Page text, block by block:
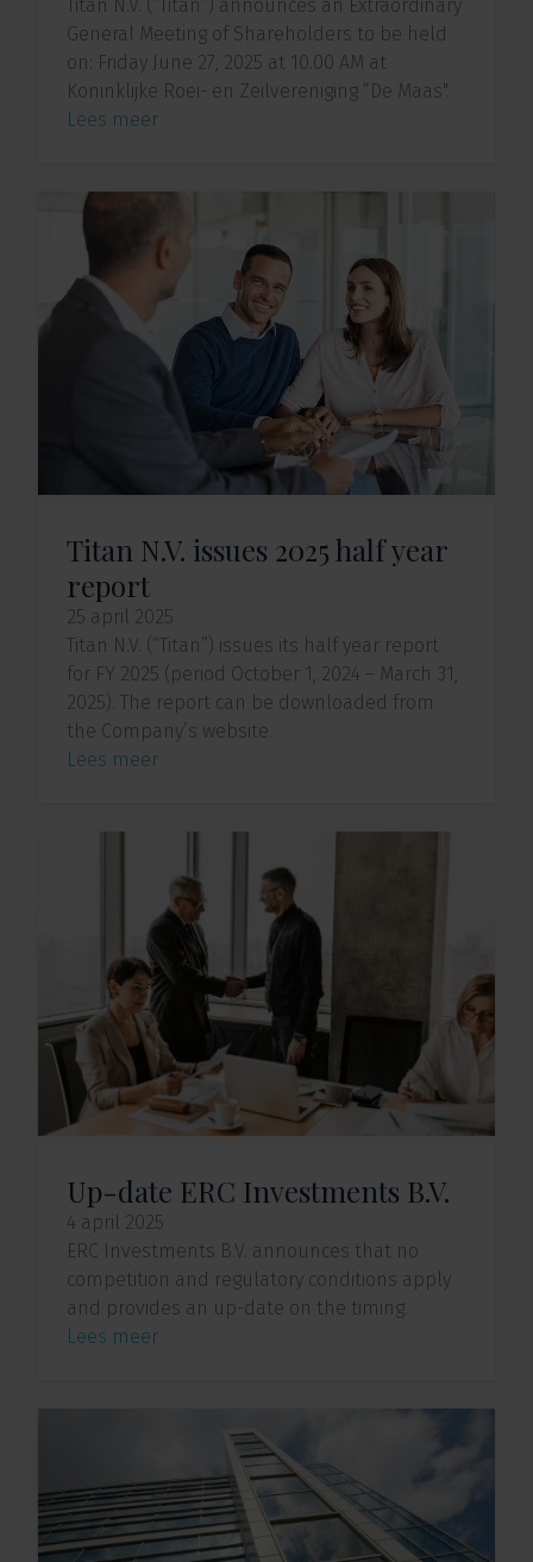
Titan N.V. (“Titan”) announces an Extraordinary
General Meeting of Shareholders to be held
on: Friday June 27, 2025 at 10.00 AM at
Koninklijke Roei- en Zeilvereniging “De Maas".
Lees meer
Titan N.V. issues 2025 half year
report
25 april 2025
Titan N.V. (“Titan”) issues its half year report
for FY 2025 (period October 1, 2024 – March 31,
2025). The report can be downloaded from
the Company’s website.
Lees meer
Up-date ERC Investments B.V.
4 april 2025
ERC Investments B.V. announces that no
competition and regulatory conditions apply
and provides an up-date on the timing.
Lees meer